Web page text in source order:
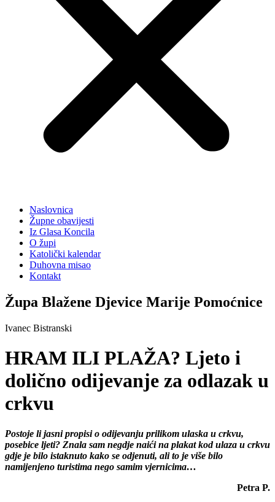
Naslovnica
Župne obavijesti
Iz Glasa Koncila
O župi
Katolički kalendar
Duhovna misao
Kontakt
Župa Blažene Djevice Marije Pomoćnice
Ivanec Bistranski
HRAM ILI PLAŽA? Ljeto i
dolično odijevanje za odlazak u
crkvu
Postoje li jasni propisi o odijevanju prilikom ulaska u crkvu,
posebice ljeti? Znala sam negdje naići na plakat kod ulaza u crkvu
gdje je bilo istaknuto kako se odjenuti, ali to je više bilo
namijenjeno turistima nego samim vjernicima…
Petra P.